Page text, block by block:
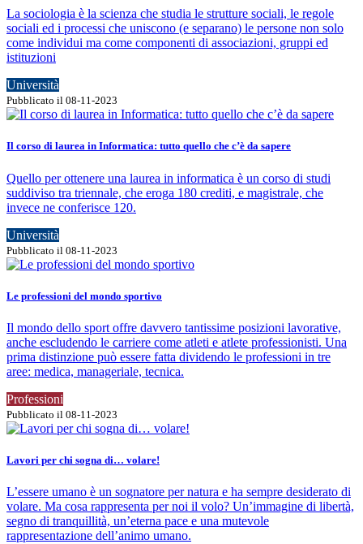
La sociologia è la scienza che studia le strutture sociali, le regole
sociali ed i processi che uniscono (e separano) le persone non solo
come individui ma come componenti di associazioni, gruppi ed
istituzioni
Università
Pubblicato il 08-11-2023
Il corso di laurea in Informatica: tutto quello che c’è da sapere
Quello per ottenere una laurea in informatica è un corso di studi
suddiviso tra triennale, che eroga 180 crediti, e magistrale, che
invece ne conferisce 120.
Università
Pubblicato il 08-11-2023
Le professioni del mondo sportivo
Il mondo dello sport offre davvero tantissime posizioni lavorative,
anche escludendo le carriere come atleti e atlete professionisti. Una
prima distinzione può essere fatta dividendo le professioni in tre
aree: medica, manageriale, tecnica.
Professioni
Pubblicato il 08-11-2023
Lavori per chi sogna di… volare!
L’essere umano è un sognatore per natura e ha sempre desiderato di
volare. Ma cosa rappresenta per noi il volo? Un’immagine di libertà,
segno di tranquillità, un’eterna pace e una mutevole
rappresentazione dell’animo umano.